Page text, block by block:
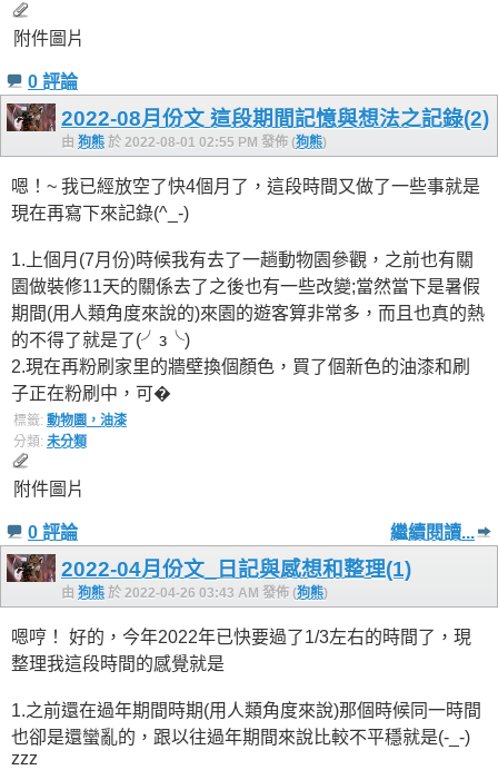
附件圖片
0 評論
2022-08月份文 這段期間記憶與想法之記錄(2)
由 狗熊 於 2022-08-01 02:55 PM 發佈 (狗熊)
嗯！~ 我已經放空了快4個月了，這段時間又做了一些事就是
現在再寫下來記錄(^_-)
1.上個月(7月份)時候我有去了一趟動物園參觀，之前也有關
園做裝修11天的關係去了之後也有一些改變;當然當下是暑假
期間(用人類角度來說的)來園的遊客算非常多，而且也真的熱
的不得了就是了(╯з╰)
2.現在再粉刷家里的牆壁換個顏色，買了個新色的油漆和刷
子正在粉刷中，可�
標籤: 動物園，油漆
分類: 未分類
附件圖片
0 評論 繼續閱讀...
2022-04月份文_日記與感想和整理(1)
由 狗熊 於 2022-04-26 03:43 AM 發佈 (狗熊)
嗯哼！ 好的，今年2022年已快要過了1/3左右的時間了，現
整理我這段時間的感覺就是
1.之前還在過年期間時期(用人類角度來說)那個時候同一時間
也卻是還蠻亂的，跟以往過年期間來說比較不平穩就是(-_-)
zzz